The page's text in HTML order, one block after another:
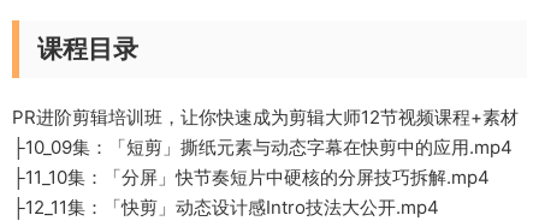
课程目录
PR进阶剪辑培训班，让你快速成为剪辑大师12节视频课程+素材
├10_09集：「短剪」撕纸元素与动态字幕在快剪中的应用.mp4
├11_10集：「分屏」快节奏短片中硬核的分屏技巧拆解.mp4
├12_11集：「快剪」动态设计感Intro技法大公开.mp4